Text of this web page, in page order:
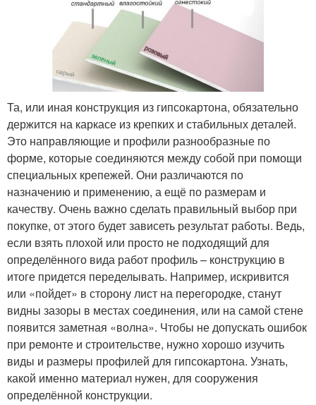
Та, или иная конструкция из гипсокартона, обязательно
держится на каркасе из крепких и стабильных деталей.
Это направляющие и профили разнообразные по
форме, которые соединяются между собой при помощи
специальных крепежей. Они различаются по
назначению и применению, а ещё по размерам и
качеству. Очень важно сделать правильный выбор при
покупке, от этого будет зависеть результат работы. Ведь,
если взять плохой или просто не подходящий для
определённого вида работ профиль – конструкцию в
итоге придется переделывать. Например, искривится
или «пойдет» в сторону лист на перегородке, станут
видны зазоры в местах соединения, или на самой стене
появится заметная «волна». Чтобы не допускать ошибок
при ремонте и строительстве, нужно хорошо изучить
виды и размеры профилей для гипсокартона. Узнать,
какой именно материал нужен, для сооружения
определённой конструкции.